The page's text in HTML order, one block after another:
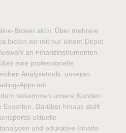
Broker aktiv. Über mehrere
bieten wir mit nur einem Depot
an Finanzinstrumenten.
eine professionelle
Analysetools, unseren
Apps mit
bekommen unsere Kunden
Experten. Darüber hinaus stellt
aktuelle
und edukative Inhalte